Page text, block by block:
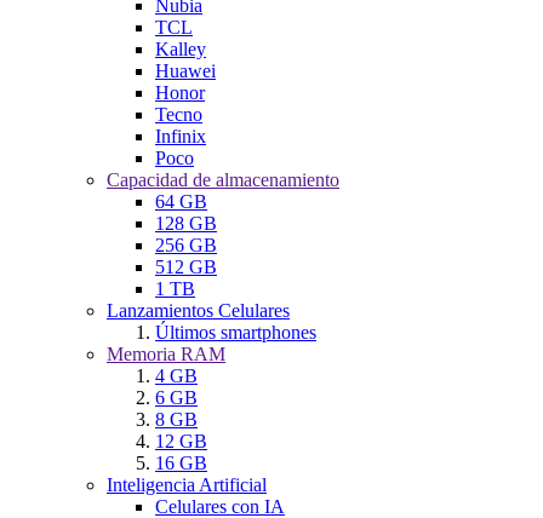
Nubia
TCL
Kalley
Huawei
Honor
Tecno
Infinix
Poco
Capacidad de almacenamiento
64 GB
128 GB
256 GB
512 GB
1 TB
Lanzamientos Celulares
Últimos smartphones
Memoria RAM
4 GB
6 GB
8 GB
12 GB
16 GB
Inteligencia Artificial
Celulares con IA